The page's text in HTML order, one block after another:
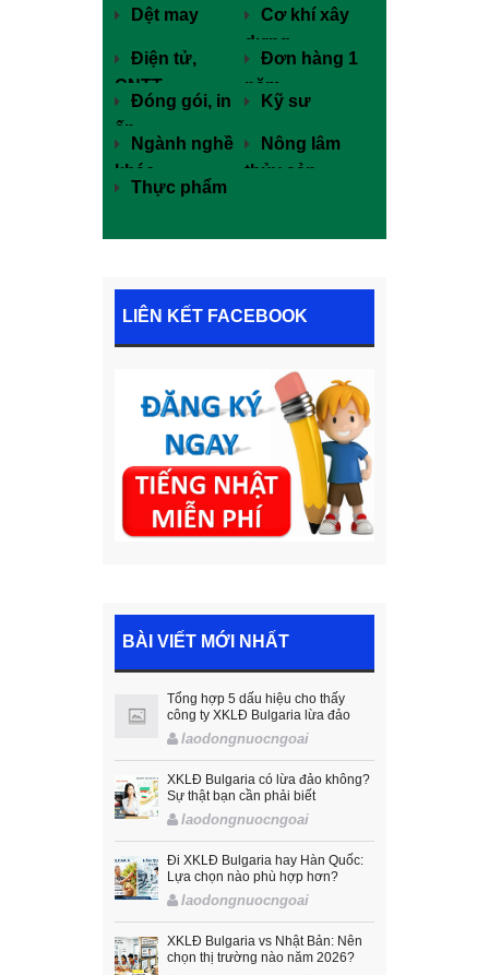
Dệt may
Cơ khí xây
dựng
Điện tử,
CNTT
Đơn hàng 1
năm
Đóng gói, in
ấn
Kỹ sư
Ngành nghề
khác
Nông lâm
thủy sản
Thực phẩm
LIÊN KẾT FACEBOOK
BÀI VIẾT MỚI NHẤT
Tổng hợp 5 dấu hiệu cho thấy
công ty XKLĐ Bulgaria lừa đảo
laodongnuocngoai
XKLĐ Bulgaria có lừa đảo không?
Sự thật bạn cần phải biết
laodongnuocngoai
Đi XKLĐ Bulgaria hay Hàn Quốc:
Lựa chọn nào phù hợp hơn?
laodongnuocngoai
XKLĐ Bulgaria vs Nhật Bản: Nên
chọn thị trường nào năm 2026?